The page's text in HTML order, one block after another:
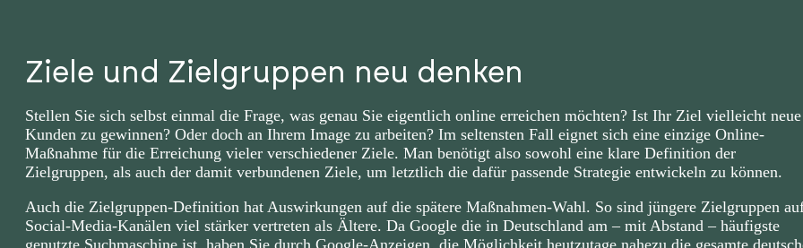
Ziele und Zielgruppen neu denken
Stellen Sie sich selbst einmal die Frage, was genau Sie eigentlich online erreichen möchten? Ist Ihr Ziel vielleicht neue
Kunden zu gewinnen? Oder doch an Ihrem Image zu arbeiten? Im seltensten Fall eignet sich eine einzige Online-
Maßnahme für die Erreichung vieler verschiedener Ziele. Man benötigt also sowohl eine klare Definition der
Zielgruppen, als auch der damit verbundenen Ziele, um letztlich die dafür passende Strategie entwickeln zu können.
Auch die Zielgruppen-Definition hat Auswirkungen auf die spätere Maßnahmen-Wahl. So sind jüngere Zielgruppen
Social-Media-Kanälen viel stärker vertreten als Ältere. Da Google die in Deutschland am – mit Abstand – häufigste
genutzte Suchmaschine ist, haben Sie durch Google-Anzeigen, die Möglichkeit heutzutage nahezu die gesamte